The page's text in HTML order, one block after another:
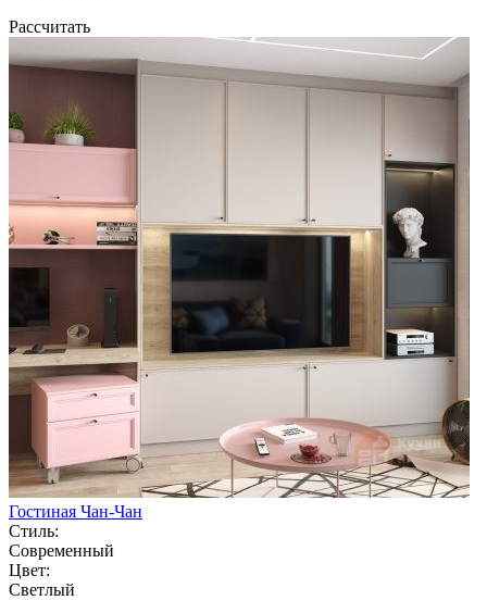
Рассчитать
Гостиная Чан-Чан
Стиль:
Современный
Цвет:
Светлый